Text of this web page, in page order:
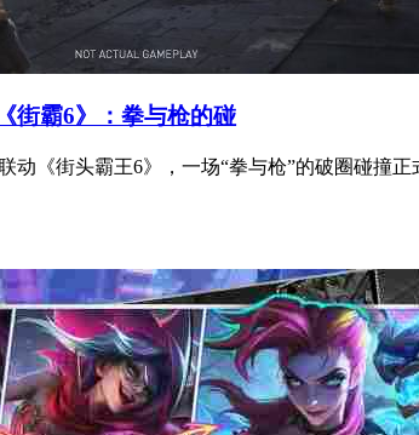
街霸6》：拳与枪的碰
动《街头霸王6》，一场“拳与枪”的破圈碰撞